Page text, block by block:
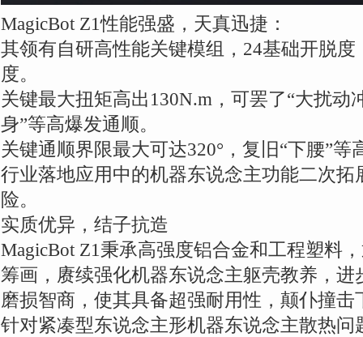
MagicBot Z1性能强盛，天真迅捷：
其领有自研高性能关键模组，24基础开脱
度。
关键最大扭矩高出130N.m，可罢了“大扰动
身”等高爆发通顺。
关键通顺界限最大可达320°，复旧“下腰”
行业落地应用中的机器东说念主功能二次
险。
实质优异，结子抗造
MagicBot Z1秉承高强度铝合金和工程塑料
筹画，赓续强化机器东说念主躯壳教养，
磨损智商，使其具备超强耐用性，颠仆撞击
针对紧凑型东说念主形机器东说念主散热问